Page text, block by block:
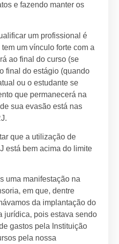
e fazendo manter os
um profissional é
um vínculo forte com a
ao final do curso (se
final do estágio (quando
ou o estudante se
que permanecerá na
sua evasão está nas
que a utilização de
está bem acima do limite
uma manifestação na
em que, dentre
da implantação do
jurídica, pois estava sendo
gastos pela Instituição
pela nossa